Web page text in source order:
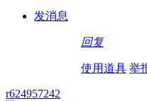
发消息
回复
使用道具 举
r624957242